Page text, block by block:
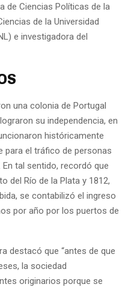
de Ciencias Políticas de la
de la Universidad
e investigadora del
una colonia de Portugal
su independencia, en
históricamente
para el tráfico de personas
tal sentido, recordó que
del Río de la Plata y 1812,
se contabilizó el ingreso
por año por los puertos de
destacó que “antes de que
la sociedad
originarios porque se